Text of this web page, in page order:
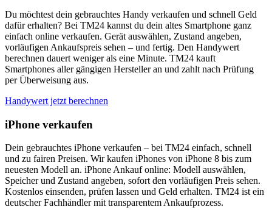
Du möchtest dein gebrauchtes Handy verkaufen und schnell Geld
dafür erhalten? Bei TM24 kannst du dein altes Smartphone ganz
einfach online verkaufen. Gerät auswählen, Zustand angeben,
vorläufigen Ankaufspreis sehen – und fertig. Den Handywert
berechnen dauert weniger als eine Minute. TM24 kauft
Smartphones aller gängigen Hersteller an und zahlt nach Prüfung
per Überweisung aus.
Handywert jetzt berechnen
iPhone verkaufen
Dein gebrauchtes iPhone verkaufen – bei TM24 einfach, schnell
und zu fairen Preisen. Wir kaufen iPhones von iPhone 8 bis zum
neuesten Modell an. iPhone Ankauf online: Modell auswählen,
Speicher und Zustand angeben, sofort den vorläufigen Preis sehen.
Kostenlos einsenden, prüfen lassen und Geld erhalten. TM24 ist ein
deutscher Fachhändler mit transparentem Ankaufprozess.